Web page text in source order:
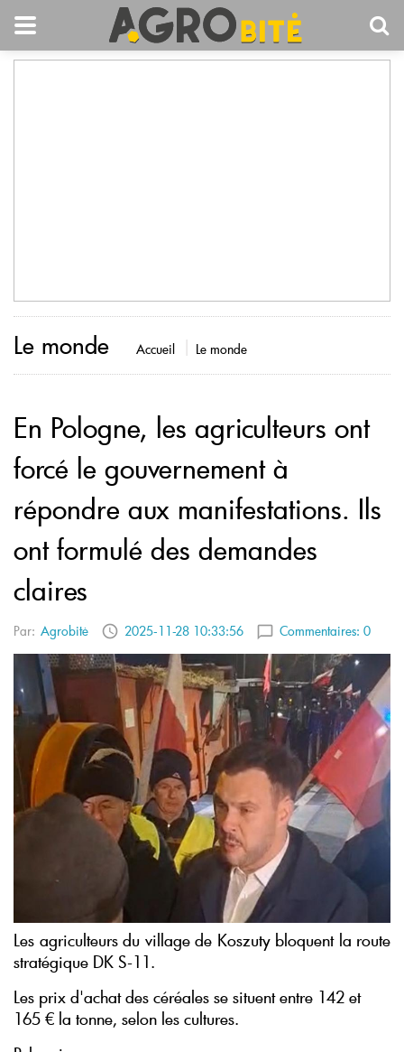
Le monde Accueil Le monde
En Pologne, les agriculteurs ont
forcé le gouvernement à
répondre aux manifestations. Ils
ont formulé des demandes
claires
Par: Agrobitė 2025-11-28 10:33:56 Commentaires: 0
Les agriculteurs du village de Koszuty bloquent la route
stratégique DK S-11.
Les prix d'achat des céréales se situent entre 142 et
165 € la tonne, selon les cultures.